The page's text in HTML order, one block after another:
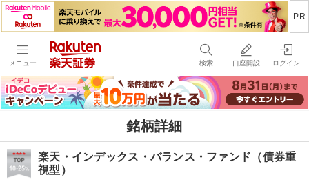
メニュー 検索 口座開設 ログイン
銘柄詳細
楽天・インデックス・バランス・ファンド（債券重
視型）